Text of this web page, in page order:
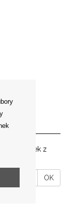
novinek z
OK